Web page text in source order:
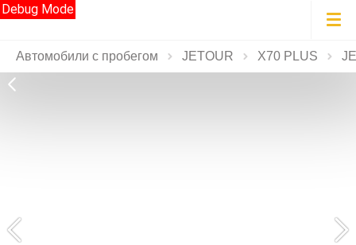
Debug Mode
Автомобили с пробегом JETOUR X70 PLUS